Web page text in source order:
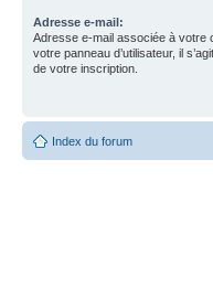
Adresse e-mail:
Adresse e-mail associée à votre
votre panneau d’utilisateur, il
de votre inscription.
Index du forum